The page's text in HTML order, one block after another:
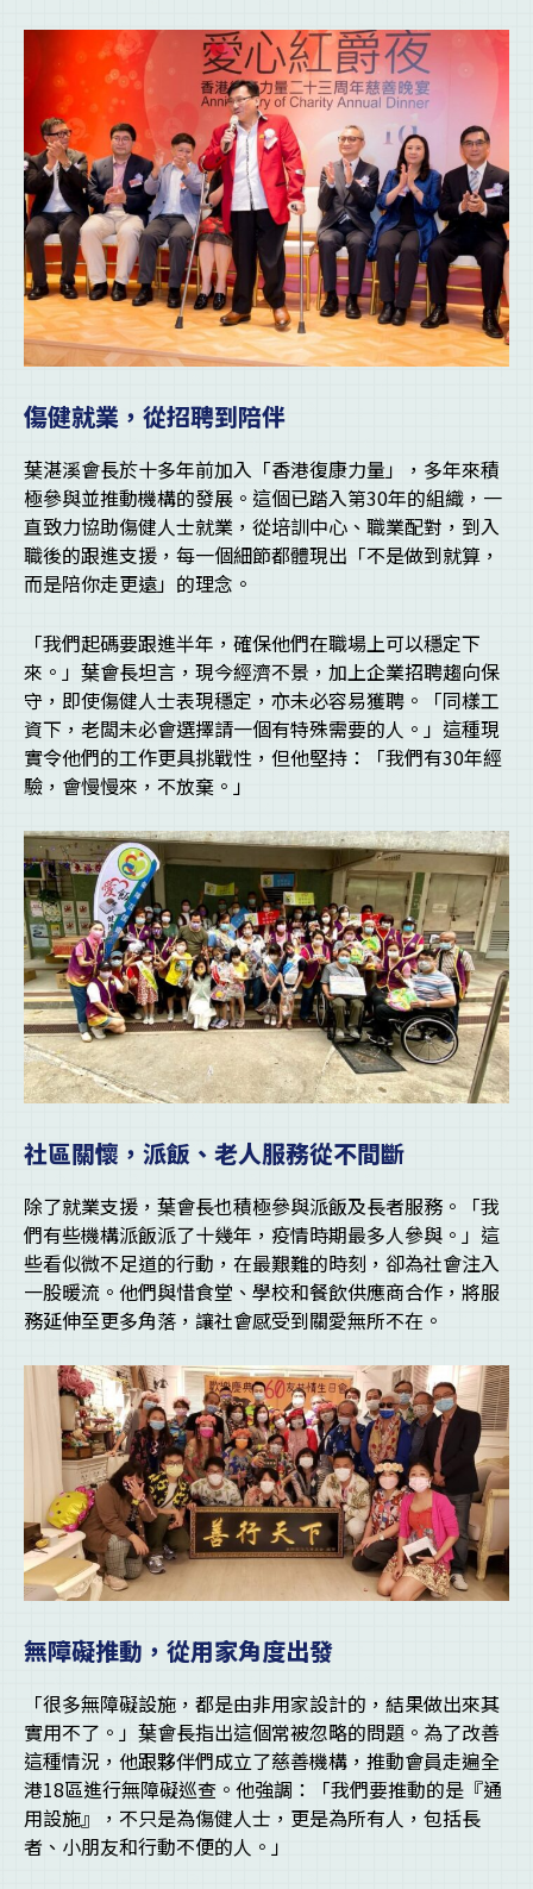
傷健就業，從招聘到陪伴
葉湛溪會長於十多年前加入「香港復康力量」，多年來積
極參與並推動機構的發展。這個已踏入第30年的組織，一
直致力協助傷健人士就業，從培訓中心、職業配對，到入
職後的跟進支援，每一個細節都體現出「不是做到就算，
而是陪你走更遠」的理念。
「我們起碼要跟進半年，確保他們在職場上可以穩定下
來。」葉會長坦言，現今經濟不景，加上企業招聘趨向保
守，即使傷健人士表現穩定，亦未必容易獲聘。「同樣工
資下，老闆未必會選擇請一個有特殊需要的人。」這種現
實令他們的工作更具挑戰性，但他堅持：「我們有30年經
驗，會慢慢來，不放棄。」
社區關懷，派飯、老人服務從不間斷
除了就業支援，葉會長也積極參與派飯及長者服務。「我
們有些機構派飯派了十幾年，疫情時期最多人參與。」這
些看似微不足道的行動，在最艱難的時刻，卻為社會注入
一股暖流。他們與惜食堂、學校和餐飲供應商合作，將服
務延伸至更多角落，讓社會感受到關愛無所不在。
無障礙推動，從用家角度出發
「很多無障礙設施，都是由非用家設計的，結果做出來其
實用不了。」葉會長指出這個常被忽略的問題。為了改善
這種情況，他跟夥伴們成立了慈善機構，推動會員走遍全
港18區進行無障礙巡查。他強調：「我們要推動的是『通
用設施』，不只是為傷健人士，更是為所有人，包括長
者、小朋友和行動不便的人。」